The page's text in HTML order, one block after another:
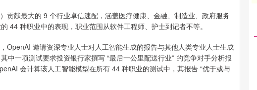
献最大的 9 个行业卓信速配，涵盖医疗健康、金融、制造业、政府服务
44 种职业中的表现，职业范围从软件工程师、护士到记者不等。
邀请资深专业人士对人工智能生成的报告与其他人类专业人士生成
中一项测试要求投资银行家撰写 “最后一公里配送行业” 的竞争对手分析报
会计算该人工智能模型在所有 44 种职业的测试中，其报告 “优于或与
14311.01 200.89 1.42% 沪深300 4694.44